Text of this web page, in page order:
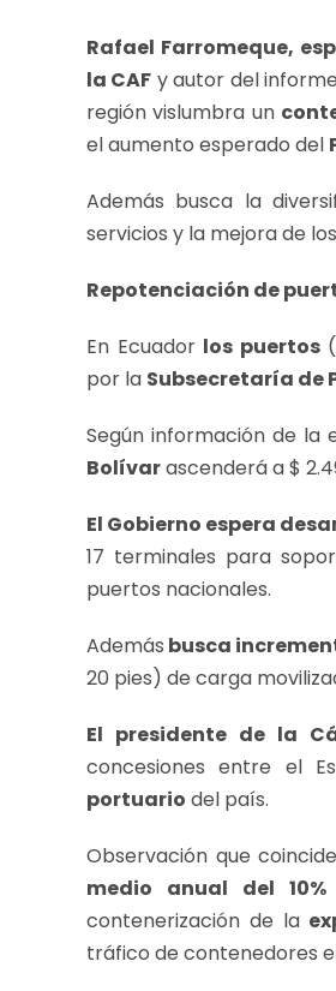
Rafael Farromeque,
la CAF y autor del
región vislumbra un
el aumento esperado del
Además busca la
servicios y la mejora de
Repotenciación de
En Ecuador los puertos
por la Subsecretaría de
Según información de la
Bolívarascenderá a $
El Gobierno espera
17 terminales para
puertos nacionales.
Además busca
20 pies) de carga
El presidente de la
concesiones entre el
portuario del país.
Observación que
medio anual del
contenerización de la
tráfico de contenedores